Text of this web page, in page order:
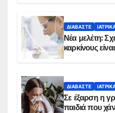
ΔΙΑΒΆΣΤΕ
Νέα μελέτη:
καρκίνους
ΔΙΑΒΆΣΤΕ
Σε έξαρση η
παιδιά που